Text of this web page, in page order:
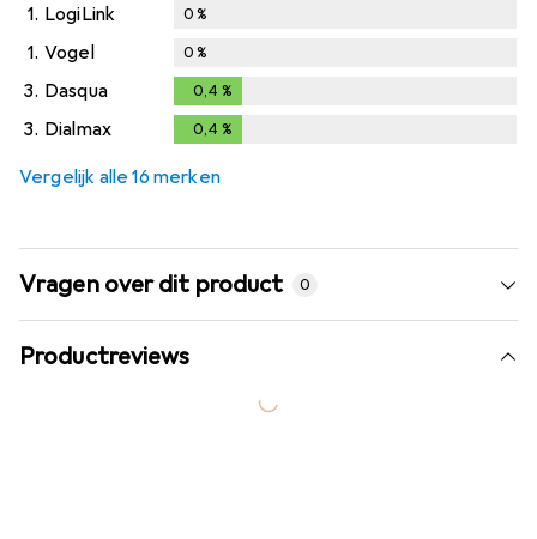
1. LogiLink 0%
1. Vogel 0%
3. Dasqua 0,4 %
3. Dialmax 0,4 %
Vergelijk alle 16 merken
Vragen over dit product 0
Productreviews